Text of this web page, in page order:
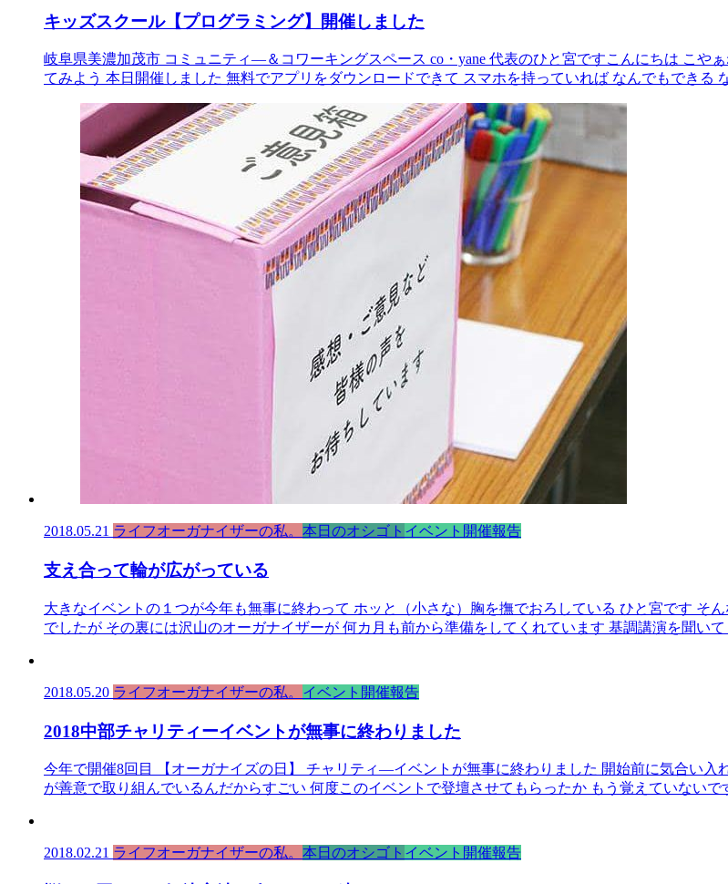
キッズスクール【プログラミング】開催しました
岐阜県美濃加茂市 コミュニティ―＆コワーキングスペース co・yane 代表のひと宮ですこんにちは こや
てみよう 本日開催しました 無料でアプリをダウンロードできて スマホを持っていれば なんでもできる
2018.05.21 ライフオーガナイザーの私。 本日のオシゴト イベント開催報告
支え合って輪が広がっている
大きなイベントの１つが今年も無事に終わって ホッと（小さな）胸を撫でおろしている ひと宮です そ
でしたが その裏には沢山のオーガナイザーが 何カ月も前から準備をしてくれています 基調講演を聞い
2018.05.20 ライフオーガナイザーの私。 イベント開催報告
2018中部チャリティーイベントが無事に終わりました
今年で開催8回目 【オーガナイズの日】 チャリティ―イベントが無事に終わりました 開始前に気合い
が善意で取り組んでいるんだからすごい 何度このイベントで登壇させてもらったか もう覚えていないで
2018.02.21 ライフオーガナイザーの私。 本日のオシゴト イベント開催報告